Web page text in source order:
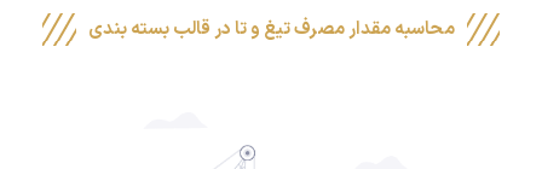
محاسبه مقدار مصرف تیغ و تا در قالب بسته بندی